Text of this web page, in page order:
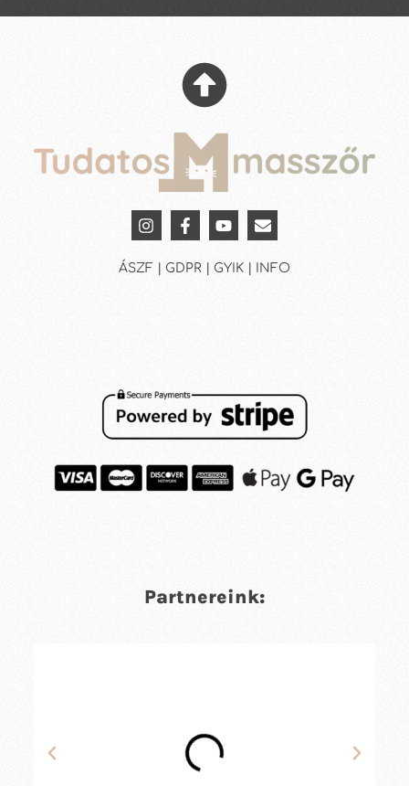
ÁSZF | GDPR | GYIK | INFO
Partnereink: